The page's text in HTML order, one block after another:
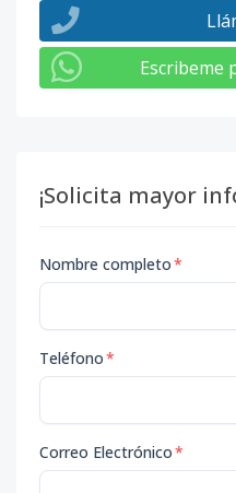
Escribeme
¡Solicita mayor
Nombre completo*
Teléfono*
Correo Electrónico*